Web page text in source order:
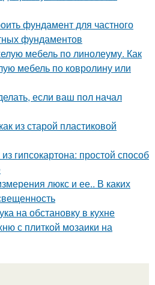
фундамент для частного
фундаментов
мебель по линолеуму. Как
мебель по ковролину или
если ваш пол начал
из старой пластиковой
гипсокартона: простой способ
люкс и ее.. В каких
на обстановку в кухне
с плиткой мозаики на